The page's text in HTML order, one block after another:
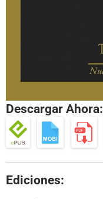
Descargar Ahora:
Ediciones: